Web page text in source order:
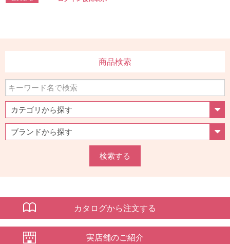
商品検索
検索する
カタログから注文する
実店舗のご紹介